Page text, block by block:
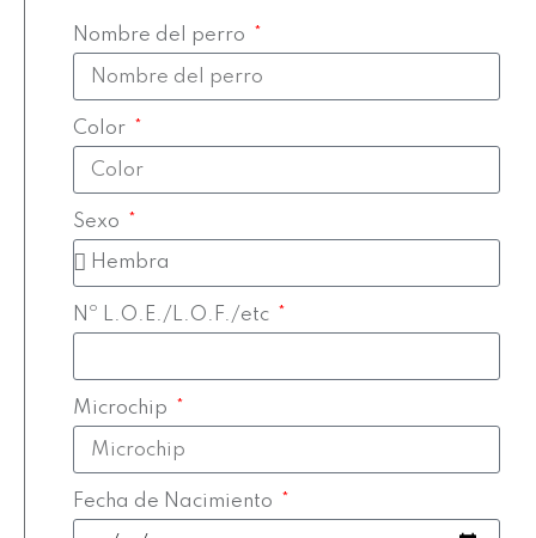
Nombre del perro
Color
Sexo
Nº L.O.E./L.O.F./etc
Microchip
Fecha de Nacimiento